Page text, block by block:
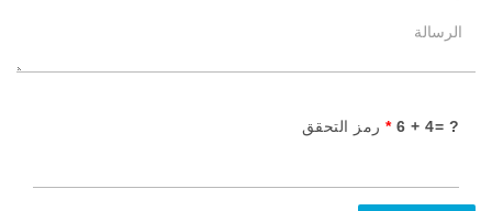
? =4 + 6
* رمز التحقق